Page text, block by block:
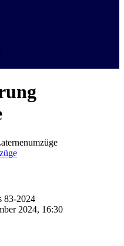
83-2024
2024, 16:30